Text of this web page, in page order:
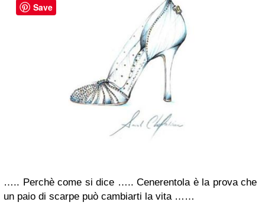
….. Perchè come si dice ….. Cenerentola è la prova che
un paio di scarpe può cambiarti la vita ……
Save